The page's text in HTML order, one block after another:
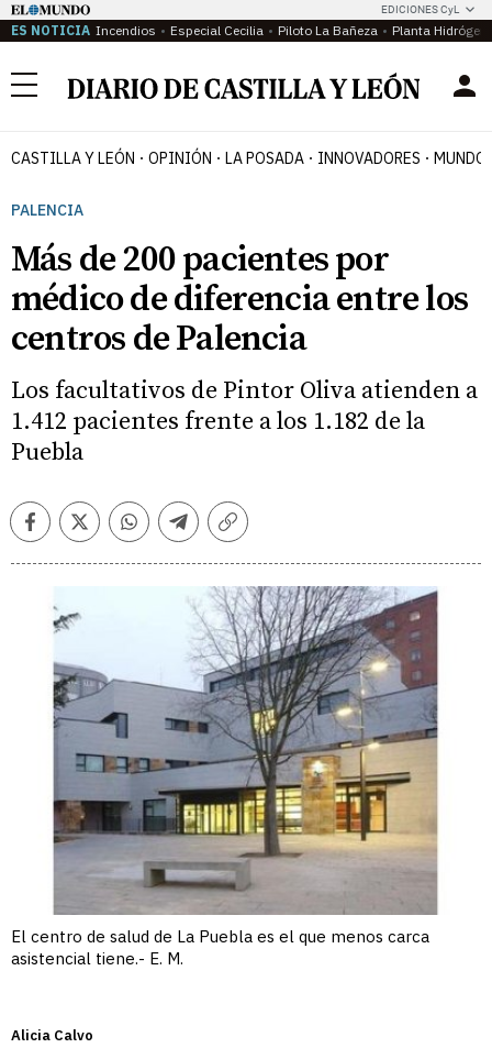
EDICIONES CyL
ES NOTICIA Incendios Especial Cecilia Piloto La Bañeza Planta
Menú
CASTILLA Y LEÓN OPINIÓN LA POSADA INNOVADORES MUNDO
PALENCIA
Más de 200 pacientes por
médico de diferencia entre los
centros de Palencia
Los facultativos de Pintor Oliva atienden a
1.412 pacientes frente a los 1.182 de la
Puebla
FacebookTwitterWhatsappTelegramCopiar
El centro de salud de La Puebla es el que menos carca
asistencial tiene.- E. M.
Alicia Calvo